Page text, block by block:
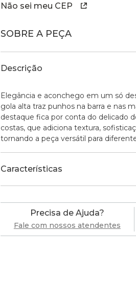
Não sei meu CEP
SOBRE A PEÇA
Descrição
Elegância e aconchego em um só
gola alta traz punhos na barra e nas
destaque fica por conta do delicado
costas, que adiciona textura,
tornando a peça versátil para
Características
Precisa de Ajuda?
Fale com nossos atendentes